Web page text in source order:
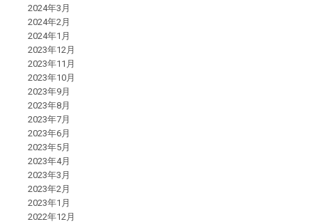
2024年3月
2024年2月
2024年1月
2023年12月
2023年11月
2023年10月
2023年9月
2023年8月
2023年7月
2023年6月
2023年5月
2023年4月
2023年3月
2023年2月
2023年1月
2022年12月